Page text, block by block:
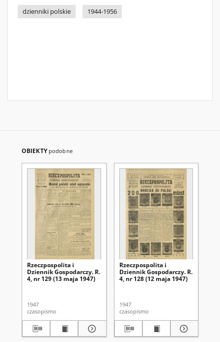
dzienniki polskie
1944-1956
OBIEKTY podobne
Rzeczpospolita i
Dziennik Gospodarczy. R.
4, nr 129 (13 maja 1947)
1947
czasopismo
Rzeczpospolita i
Dziennik Gospodarczy. R.
4, nr 128 (12 maja 1947)
1947
czasopismo